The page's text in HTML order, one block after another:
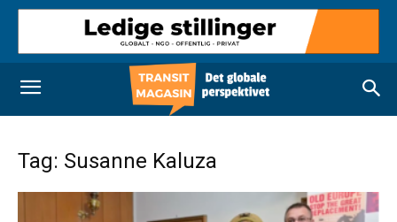
Tag: Susanne Kaluza